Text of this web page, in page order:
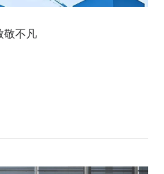
敬不凡